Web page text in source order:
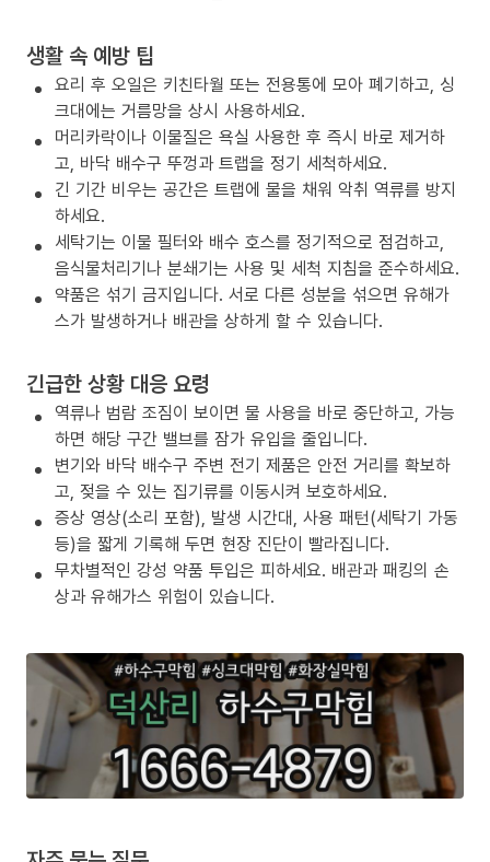
생활 속 예방 팁
요리 후 오일은 키친타월 또는 전용통에 모아 폐기하고, 싱
크대에는 거름망을 상시 사용하세요.
머리카락이나 이물질은 욕실 사용한 후 즉시 바로 제거하
고, 바닥 배수구 뚜껑과 트랩을 정기 세척하세요.
긴 기간 비우는 공간은 트랩에 물을 채워 악취 역류를 방지
하세요.
세탁기는 이물 필터와 배수 호스를 정기적으로 점검하고,
음식물처리기나 분쇄기는 사용 및 세척 지침을 준수하세요.
약품은 섞기 금지입니다. 서로 다른 성분을 섞으면 유해가
스가 발생하거나 배관을 상하게 할 수 있습니다.
긴급한 상황 대응 요령
역류나 범람 조짐이 보이면 물 사용을 바로 중단하고, 가능
하면 해당 구간 밸브를 잠가 유입을 줄입니다.
변기와 바닥 배수구 주변 전기 제품은 안전 거리를 확보하
고, 젖을 수 있는 집기류를 이동시켜 보호하세요.
증상 영상(소리 포함), 발생 시간대, 사용 패턴(세탁기 가동
등)을 짧게 기록해 두면 현장 진단이 빨라집니다.
무차별적인 강성 약품 투입은 피하세요. 배관과 패킹의 손
상과 유해가스 위험이 있습니다.